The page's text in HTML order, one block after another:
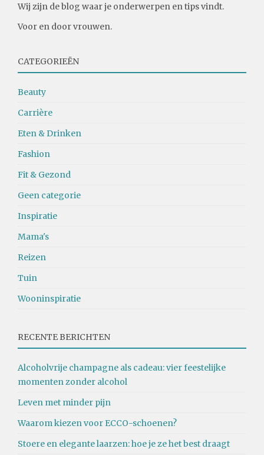
Wij zijn de blog waar je onderwerpen en tips vindt.
Voor en door vrouwen.
CATEGORIEËN
Beauty
Carrière
Eten & Drinken
Fashion
Fit & Gezond
Geen categorie
Inspiratie
Mama's
Reizen
Tuin
Wooninspiratie
RECENTE BERICHTEN
Alcoholvrije champagne als cadeau: vier feestelijke
momenten zonder alcohol
Leven met minder pijn
Waarom kiezen voor ECCO-schoenen?
Stoere en elegante laarzen: hoe je ze het best draagt